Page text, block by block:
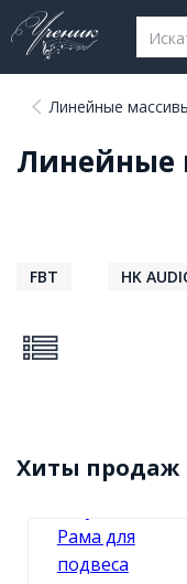
Линейные
Линейные
FBT HK
Хиты продаж